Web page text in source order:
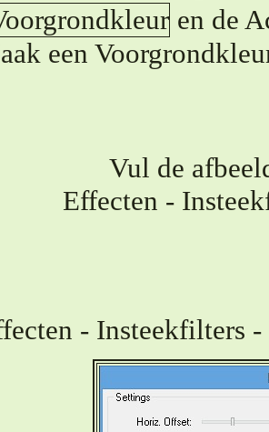
en de
een
Vul de
Effecten -
- Insteekfilters